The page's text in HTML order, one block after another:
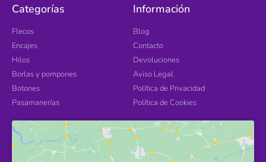
Categorías
Flecos
Encajes
Hilos
Borlas y pompones
Botones
Pasamanerías
Información
Blog
Contacto
Devoluciones
Aviso Legal
Política de Privacidad
Política de Cookies